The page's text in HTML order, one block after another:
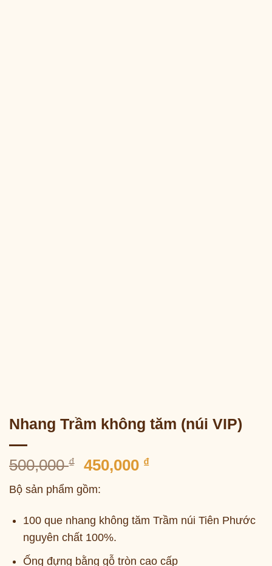
Nhang Trầm không tăm (núi VIP)
500,000₫
Giá
gốc
là:
500,000 ₫.
450,000 ₫Giá
là:
450,000 ₫.
Bộ sản phẩm gồm:
100 que nhang không tăm Trầm núi Tiên Phước
nguyên chất 100%.
Ống đựng bằng gỗ tròn cao cấp